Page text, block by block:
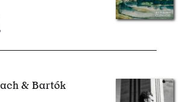
& Bartók